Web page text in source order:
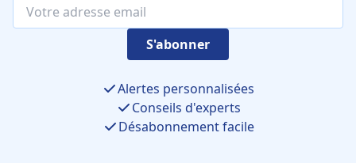
S'abonner
Alertes personnalisées
Conseils d'experts
Désabonnement facile